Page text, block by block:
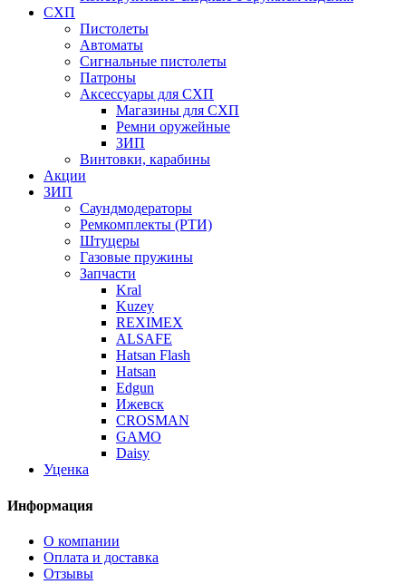
СХП
Пистолеты
Автоматы
Сигнальные пистолеты
Патроны
Аксессуары для СХП
Магазины для СХП
Ремни оружейные
ЗИП
Винтовки, карабины
Акции
ЗИП
Саундмодераторы
Ремкомплекты (РТИ)
Штуцеры
Газовые пружины
Запчасти
Kral
Kuzey
REXIMEX
ALSAFE
Hatsan Flash
Hatsan
Edgun
Ижевск
CROSMAN
GAMO
Daisy
Уценка
Информация
О компании
Оплата и доставка
Отзывы